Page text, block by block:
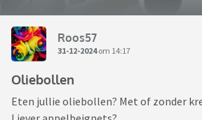
Roos57
31-12-2024om 14:17
Oliebollen
Eten jullie oliebollen? Met of zonder